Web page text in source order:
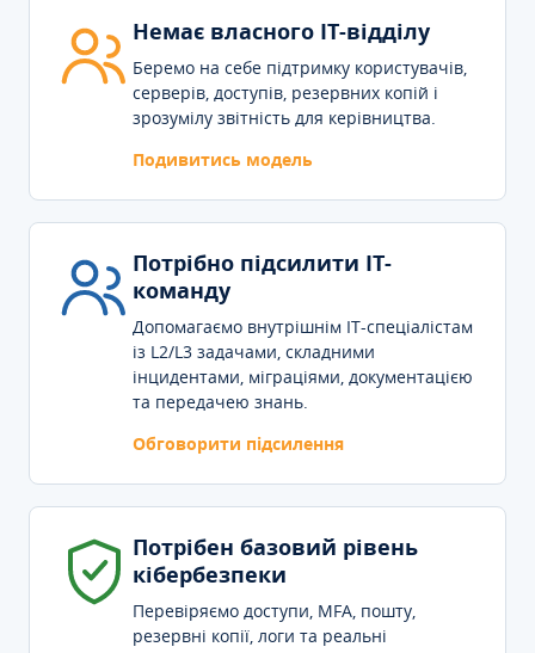
Немає власного IT-відділу
Беремо на себе підтримку користувачів,
серверів, доступів, резервних копій і
зрозумілу звітність для керівництва.
Подивитись модель
Потрібно підсилити IT-
команду
Допомагаємо внутрішнім IT-спеціалістам
із L2/L3 задачами, складними
інцидентами, міграціями, документацією
та передачею знань.
Обговорити підсилення
Потрібен базовий рівень
кібербезпеки
Перевіряємо доступи, MFA, пошту,
резервні копії, логи та реальні